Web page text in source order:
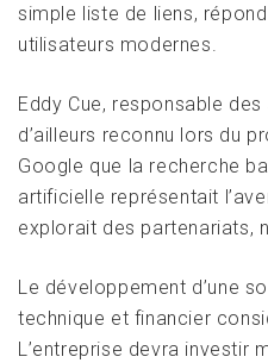
simple liste de liens,
utilisateurs modernes.
Eddy Cue, responsable des
d’ailleurs reconnu lors du
Google que la recherche
artificielle représentait
explorait des partenariats,
Le développement d’une
technique et financier
L’entreprise devra investir